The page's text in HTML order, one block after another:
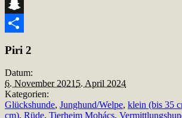
Telegram
Snapchat
Piri 2
Datum:
6. November 2021 5. April 2024
Kategorien:
Glückshunde, Junghund/Welpe, klein (bis 35
cm), Rüde, Tierheim Mohács,